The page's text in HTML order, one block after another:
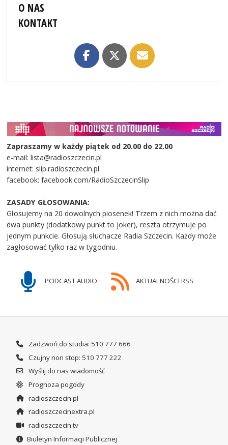
O NAS
KONTAKT
Zapraszamy w każdy piątek od 20.00 do 22.00
e-mail: lista@radioszczecin.pl
internet: slip.radioszczecin.pl
facebook: facebook.com/RadioSzczecinSlip
ZASADY GŁOSOWANIA:
Głosujemy na 20 dowolnych piosenek! Trzem z nich można dać
dwa punkty (dodatkowy punkt to joker), reszta otrzymuje po
jednym punkcie. Głosują słuchacze Radia Szczecin. Każdy może
zagłosować tylko raz w tygodniu.
PODCAST AUDIO AKTUALNOŚCI RSS
Zadzwoń do studia: 510 777 666
Czujny non stop: 510 777 222
Wyślij do nas wiadomość
Prognoza pogody
radioszczecin.pl
radioszczecinextra.pl
radioszczecin.tv
Biuletyn Informacji Publicznej